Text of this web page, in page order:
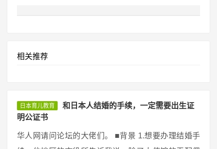
相关推荐
日本育儿教育
和日本人结婚的手续，一定需要出生证
明公证书
华人网请问论坛的大佬们。 ■背景 1.想要办理结婚手